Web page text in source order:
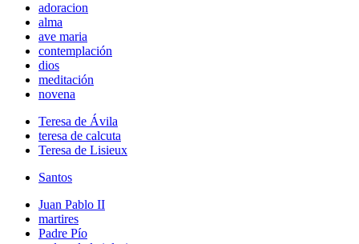
adoracion
alma
ave maria
contemplación
dios
meditación
novena
Teresa de Ávila
teresa de calcuta
Teresa de Lisieux
Santos
Juan Pablo II
martires
Padre Pío